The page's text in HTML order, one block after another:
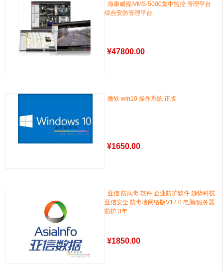
海康威视iVMS-5000集中监控 管理平台
综合安防管理平台
¥47800.00
微软 win10 操作系统 正版
¥1650.00
亚信 防病毒 软件 企业防护软件 趋势科技
亚信安全 防毒墙网络版V12.0 电脑/服务器
防护 3年
¥1850.00